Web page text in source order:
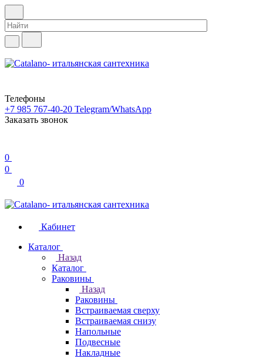
Телефоны
+7 985 767-40-20 Telegram/WhatsApp
Заказать звонок
0
0
0
Кабинет
Каталог
Назад
Каталог
Раковины
Назад
Раковины
Встраиваемая сверху
Встраиваемая снизу
Напольные
Подвесные
Накладные